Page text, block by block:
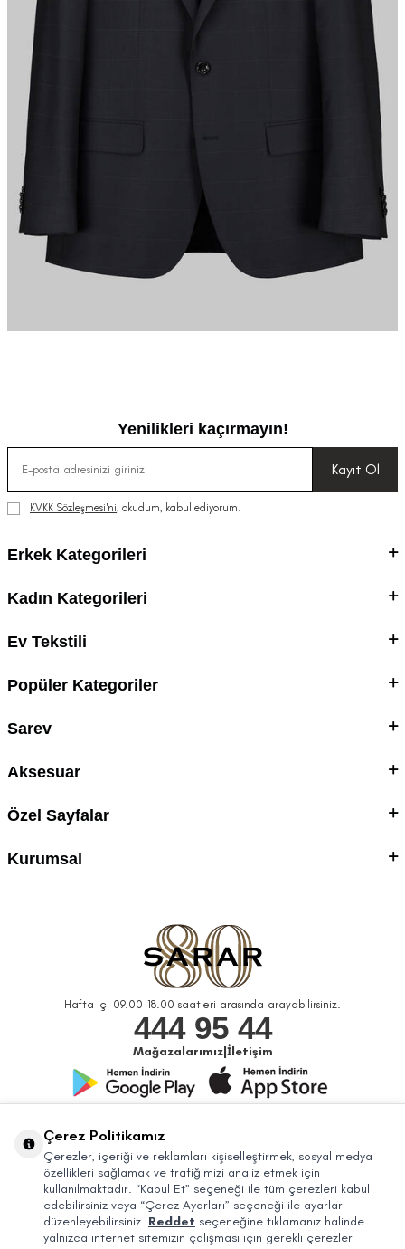
Yenilikleri kaçırmayın!
Kayıt Ol
KVKK Sözleşmesi'ni, okudum, kabul ediyorum.
Erkek Kategorileri
Kadın Kategorileri
Ev Tekstili
Popüler Kategoriler
Sarev
Aksesuar
Özel Sayfalar
Kurumsal
Hafta içi 09.00-18.00 saatleri arasında arayabilirsiniz.
444 95 44
Mağazalarımız| İletişim
Çerez Politikamız
Çerezler, içeriği ve reklamları kişiselleştirmek, sosyal medya
özellikleri sağlamak ve trafiğimizi analiz etmek için
kullanılmaktadır. “Kabul Et” seçeneği ile tüm çerezleri kabul
edebilirsiniz veya “Çerez Ayarları” seçeneği ile ayarları
düzenleyebilirsiniz. Reddet seçeneğine tıklamanız halinde
yalnızca internet sitemizin çalışması için gerekli çerezler